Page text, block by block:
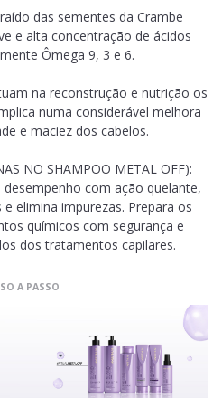
das sementes da Crambe
e alta concentração de ácidos
Ômega 9, 3 e 6.
na reconstrução e nutrição os
numa considerável melhora
e maciez dos cabelos.
NO SHAMPOO METAL OFF):
com ação quelante,
elimina impurezas. Prepara os
químicos com segurança e
dos tratamentos capilares.
A PASSO